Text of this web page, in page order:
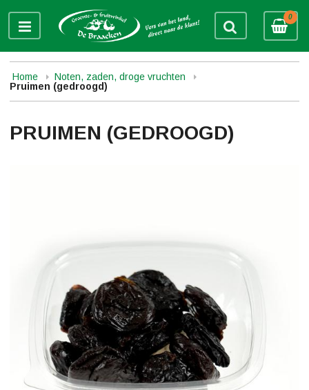
0
Home
Noten, zaden, droge vruchten
Pruimen (gedroogd)
PRUIMEN (GEDROOGD)